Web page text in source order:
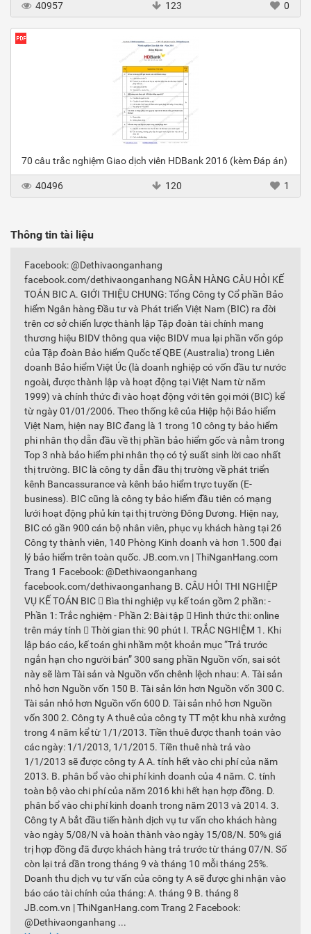
40957 123 0
70 câu trắc nghiệm Giao dịch viên HDBank 2016 (kèm Đáp án)
40496 120 1
Thông tin tài liệu
Facebook: @Dethivaonganhang
facebook.com/dethivaonganhang NGÂN HÀNG CÂU HỎI KẾ
TOÁN BIC A. GIỚI THIỆU CHUNG: Tổng Công ty Cổ phần Bảo
hiểm Ngân hàng Đầu tư và Phát triển Việt Nam (BIC) ra đời
trên cơ sở chiến lược thành lập Tập đoàn tài chính mang
thương hiệu BIDV thông qua việc BIDV mua lại phần vốn góp
của Tập đoàn Bảo hiểm Quốc tế QBE (Australia) trong Liên
doanh Bảo hiểm Việt Úc (là doanh nghiệp có vốn đầu tư nước
ngoài, được thành lập và hoạt động tại Việt Nam từ năm
1999) và chính thức đi vào hoạt động với tên gọi mới (BIC) kể
từ ngày 01/01/2006. Theo thống kê của Hiệp hội Bảo hiểm
Việt Nam, hiện nay BIC đang là 1 trong 10 công ty bảo hiểm
phi nhân thọ dẫn đầu về thị phần bảo hiểm gốc và nằm trong
Top 3 nhà bảo hiểm phi nhân thọ có tỷ suất sinh lời cao nhất
thị trường. BIC là công ty dẫn đầu thị trường về phát triển
kênh Bancassurance và kênh bảo hiểm trực tuyến (E-
business). BIC cũng là công ty bảo hiểm đầu tiên có mạng
lưới hoạt động phủ kín tại thị trường Đông Dương. Hiện nay,
BIC có gần 900 cán bộ nhân viên, phục vụ khách hàng tại 26
Công ty thành viên, 140 Phòng Kinh doanh và hơn 1.500 đại
lý bảo hiểm trên toàn quốc. JB.com.vn | ThiNganHang.com
Trang 1 Facebook: @Dethivaonganhang
facebook.com/dethivaonganhang B. CÂU HỎI THI NGHIỆP
VỤ KẾ TOÁN BIC  Bìa thi nghiệp vụ kế toán gồm 2 phần: -
Phần 1: Trắc nghiệm - Phần 2: Bài tập  Hình thức thi: online
trên máy tính  Thời gian thi: 90 phút I. TRẮC NGHIỆM 1. Khi
lập báo cáo, kế toán ghi nhầm một khoản mục “Trả trước
ngắn hạn cho người bán” 300 sang phần Nguồn vốn, sai sót
này sẽ làm Tài sản và Nguồn vốn chênh lệch nhau: A. Tài sản
nhỏ hơn Nguồn vốn 150 B. Tài sản lớn hơn Nguồn vốn 300 C.
Tài sản nhỏ hơn Nguồn vốn 600 D. Tài sản nhỏ hơn Nguồn
vốn 300 2. Công ty A thuê của công ty TT một khu nhà xưởng
trong 4 năm kể từ 1/1/2013. Tiền thuê được thanh toán vào
các ngày: 1/1/2013, 1/1/2015. Tiền thuê nhà trả vào
1/1/2013 sẽ được công ty A A. tính hết vào chi phí của năm
2013. B. phân bổ vào chi phí kinh doanh của 4 năm. C. tính
toàn bộ vào chi phí của năm 2016 khi hết hạn hợp đồng. D.
phân bổ vào chi phí kinh doanh trong năm 2013 và 2014. 3.
Công ty A bắt đầu tiến hành dịch vụ tư vấn cho khách hàng
vào ngày 5/08/N và hoàn thành vào ngày 15/08/N. 50% giá
trị hợp đồng đã được khách hàng trả trước từ tháng 07/N. Số
còn lại trả dần trong tháng 9 và tháng 10 mỗi tháng 25%.
Doanh thu dịch vụ tư vấn của công ty A sẽ được ghi nhận vào
báo cáo tài chính của tháng: A. tháng 9 B. tháng 8
JB.com.vn | ThiNganHang.com Trang 2 Facebook:
@Dethivaonganhang ...